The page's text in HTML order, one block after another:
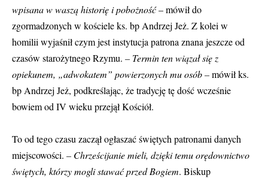
wpisana w waszą historię i pobożność– mówił do
zgormadzonych w kościele ks. bp Andrzej Jeż. Z kolei w
homilii wyjaśnił czym jest instytucja patrona znana jeszcze od
czasów starożytnego Rzymu. – Termin ten wiązał się z
opiekunem, „adwokatem” powierzonych mu osób –mówił ks.
bp Andrzej Jeż, podkreślając, że tradycję tę dość wcześnie
bowiem od IV wieku przejął Kościół.
To od tego czasu zaczął ogłaszać świętych patronami danych
miejscowości. – Chrześcijanie mieli, dzięki temu orędownictwo
świętych, którzy mogli stawać przed Bogiem. Biskup